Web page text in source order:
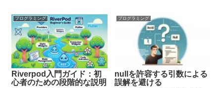
プログラミング
Riverpod入門ガイド：初
心者のための段階的な説明
プログラミング
nullを許容する引数による
誤解を避ける